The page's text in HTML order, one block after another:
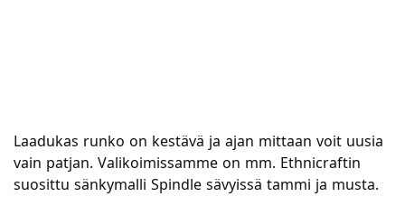
Laadukas runko on kestävä ja ajan mittaan voit uusia
vain patjan. Valikoimissamme on mm. Ethnicraftin
suosittu sänkymalli Spindle sävyissä tammi ja musta.